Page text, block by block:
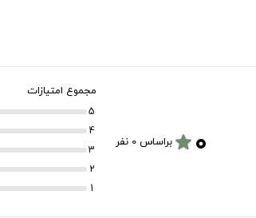
۰ starبراساس 0 نفر
مجموع امتیازات
5
4
3
2
1